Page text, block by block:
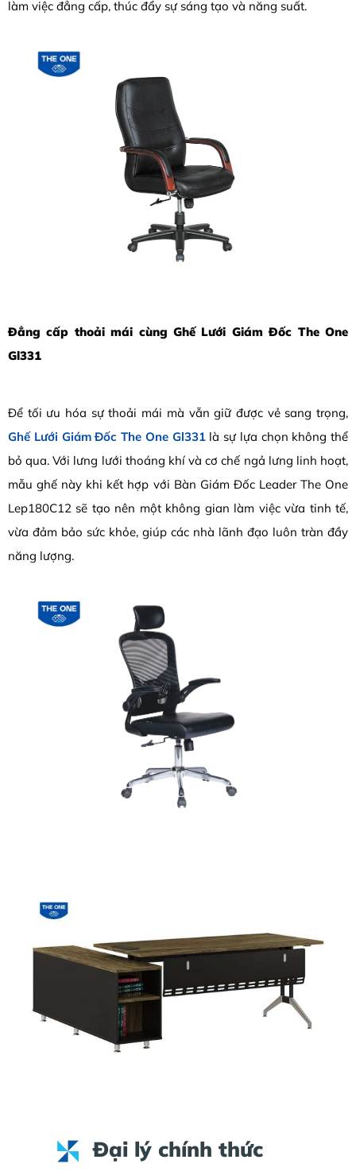
làm việc đẳng cấp, thúc đẩy sự sáng tạo và năng suất.
Đẳng cấp thoải mái cùng Ghế Lưới Giám Đốc The One
Gl331
Để tối ưu hóa sự thoải mái mà vẫn giữ được vẻ sang trọng,
Ghế Lưới Giám Đốc The One Gl331là sự lựa chọn không thể
bỏ qua. Với lưng lưới thoáng khí và cơ chế ngả lưng linh hoạt,
mẫu ghế này khi kết hợp với Bàn Giám Đốc Leader The One
Lep180C12 sẽ tạo nên một không gian làm việc vừa tinh tế,
vừa đảm bảo sức khỏe, giúp các nhà lãnh đạo luôn tràn đầy
năng lượng.
Đại lý chính thức